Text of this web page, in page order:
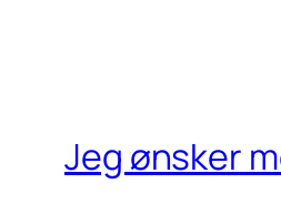
Jeg ønsker